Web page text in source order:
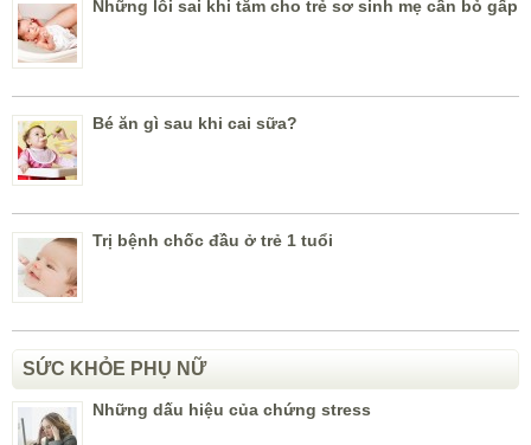
Những lỗi sai khi tắm cho trẻ sơ sinh mẹ cần bỏ gấp
Bé ăn gì sau khi cai sữa?
Trị bệnh chốc đầu ở trẻ 1 tuổi
SỨC KHỎE PHỤ NỮ
Những dấu hiệu của chứng stress